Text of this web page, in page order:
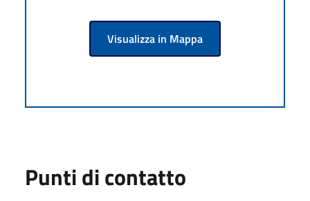
Visualizza in Mappa
Punti di contatto